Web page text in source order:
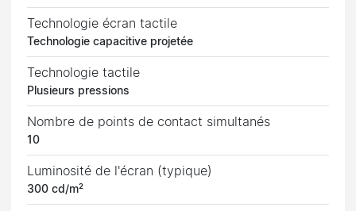
Technologie écran tactile
Technologie capacitive projetée
Technologie tactile
Plusieurs pressions
Nombre de points de contact simultanés
10
Luminosité de l'écran (typique)
300 cd/m²